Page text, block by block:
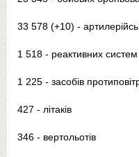
33 578 (+10) -
1 518 - реактивних
1 225 - засобів
427 - літаків
346 - вертольотів